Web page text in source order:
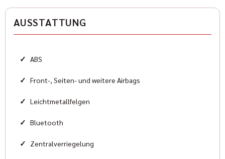
Allradantrieb
Geländewagen
Zustand
AUSSTATTUNG
✓ ABS
✓ Front-, Seiten- und weitere Airbags
✓ Leichtmetallfelgen
✓ Bluetooth
✓ Zentralverriegelung